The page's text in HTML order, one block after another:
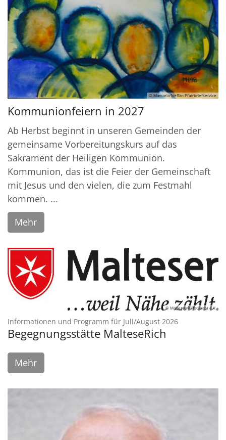
© Manuela Steffan Pfarrbriefservice
Kommunionfeiern in 2027
Ab Herbst beginnt in unseren Gemeinden der
gemeinsame Vorbereitungskurs auf das
Sakrament der Heiligen Kommunion.
Kommunion, das ist die Feier der Gemeinschaft
mit Jesus und den vielen, die zum Festmahl
kommen. ...
Mehr
© Malteser Hilfsdienst e.V.
Informationen und Programm für Juli/August 2026:
Begegnungsstätte MalteseRich
Mehr